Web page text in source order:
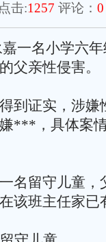
点击:1257 评论： 0
一名小学六年
父亲性侵害。
证实，涉嫌
***，具体案
留守儿童，
该班主任家已